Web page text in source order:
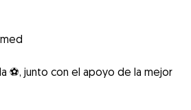
⚽️, junto con el apoyo de la mejor